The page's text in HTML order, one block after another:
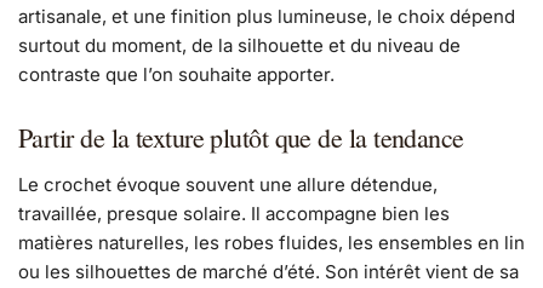
artisanale, et une finition plus lumineuse, le choix dépend
surtout du moment, de la silhouette et du niveau de
contraste que l’on souhaite apporter.
Partir de la texture plutôt que de la tendance
Le crochet évoque souvent une allure détendue,
travaillée, presque solaire. Il accompagne bien les
matières naturelles, les robes fluides, les ensembles en lin
ou les silhouettes de marché d’été. Son intérêt vient de sa